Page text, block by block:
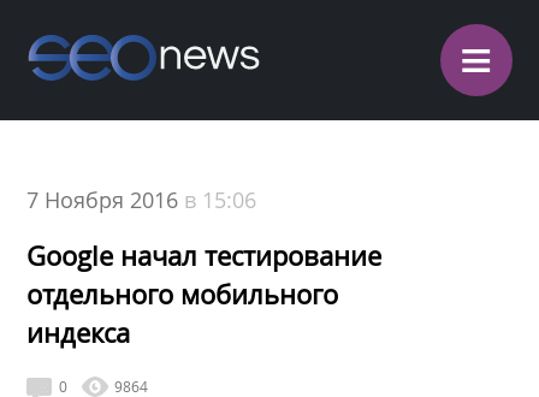
≡
7 Ноября 2016 в 15:06
Google начал тестирование
отдельного мобильного
индекса
0 9864